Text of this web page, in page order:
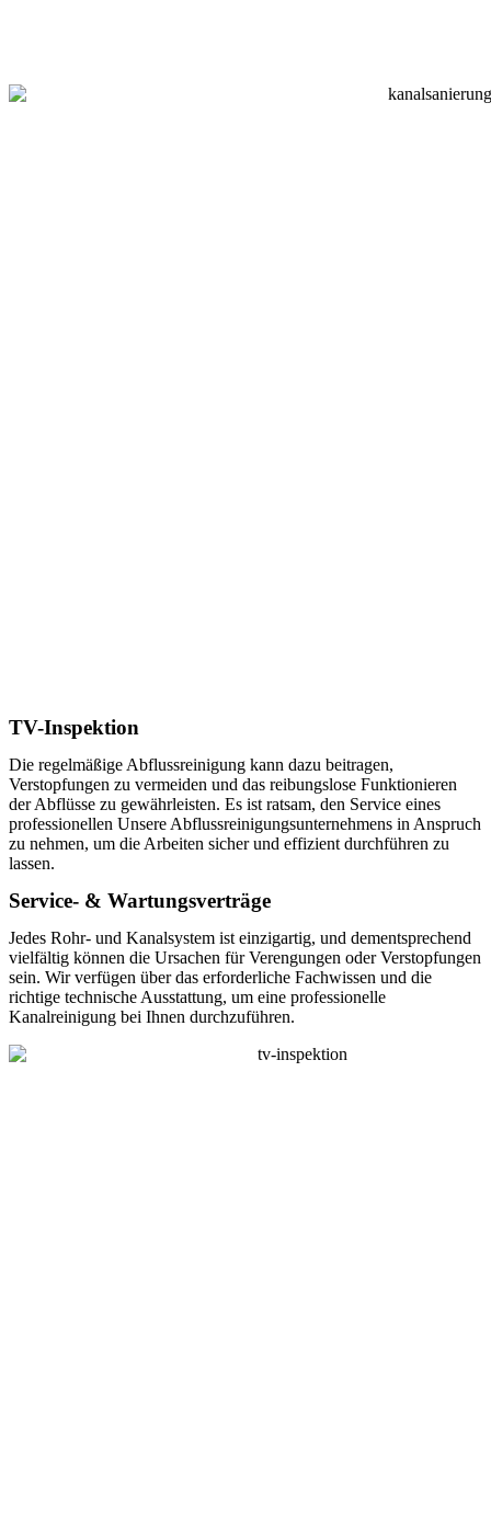
TV-Inspektion
Die regelmäßige Abflussreinigung kann dazu beitragen,
Verstopfungen zu vermeiden und das reibungslose Funktionieren
der Abflüsse zu gewährleisten. Es ist ratsam, den Service eines
professionellen Unsere Abflussreinigungsunternehmens in Anspruch
zu nehmen, um die Arbeiten sicher und effizient durchführen zu
lassen.
Service- & Wartungsverträge
Jedes Rohr- und Kanalsystem ist einzigartig, und dementsprechend
vielfältig können die Ursachen für Verengungen oder Verstopfungen
sein. Wir verfügen über das erforderliche Fachwissen und die
richtige technische Ausstattung, um eine professionelle
Kanalreinigung bei Ihnen durchzuführen.